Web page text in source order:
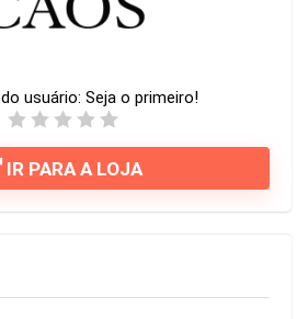
usuário: Seja o primeiro!
IR PARA A LOJA